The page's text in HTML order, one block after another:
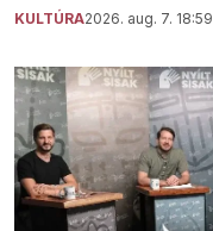
KULTÚRA2026. aug. 7. 18:59